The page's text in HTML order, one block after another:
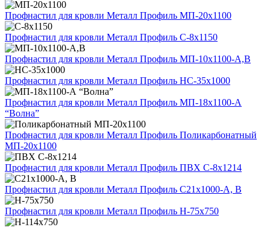
Профнастил для кровли Металл Профиль МП-20х1100
Профнастил для кровли Металл Профиль С-8х1150
Профнастил для кровли Металл Профиль МП-10x1100-А,В
Профнастил для кровли Металл Профиль НС-35х1000
Профнастил для кровли Металл Профиль МП-18х1100-А
“Волна”
Профнастил для кровли Металл Профиль Поликарбонатный
МП-20х1100
Профнастил для кровли Металл Профиль ПВХ С-8х1214
Профнастил для кровли Металл Профиль С21х1000-А, В
Профнастил для кровли Металл Профиль H-75х750